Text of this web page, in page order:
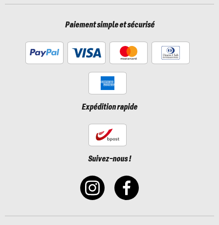
Paiement simple et sécurisé
Expédition rapide
Suivez-nous !